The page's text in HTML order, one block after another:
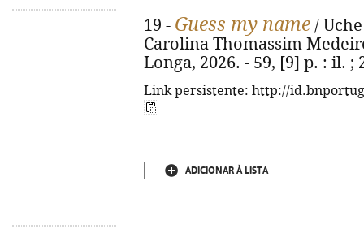
19 - Guess my name /
Carolina Thomassim
Longa, 2026. - 59, [9] p. : il. ;
Link persistente: http://
ADICIONAR À LISTA